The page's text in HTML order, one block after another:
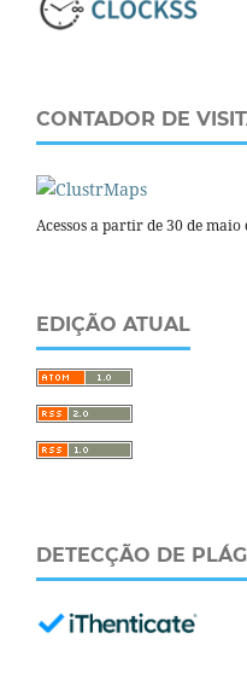
CONTADOR DE
Acessos a partir de 30 de maio
EDIÇÃO ATUAL
DETECÇÃO DE